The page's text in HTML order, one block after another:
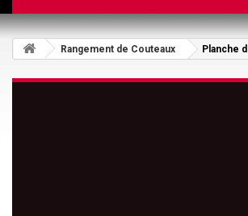
Rangement de Couteaux Planche